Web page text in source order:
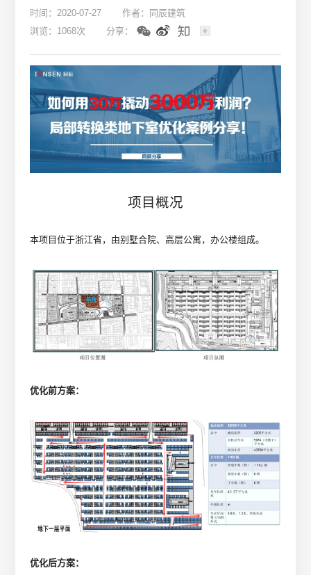
时间：2020-07-27
作者：同辰建筑
浏览：1068次
分享：
项目概况
本项目位于浙江省，由别墅合院、高层公寓，办公楼组成。
优化前方案：
优化后方案：